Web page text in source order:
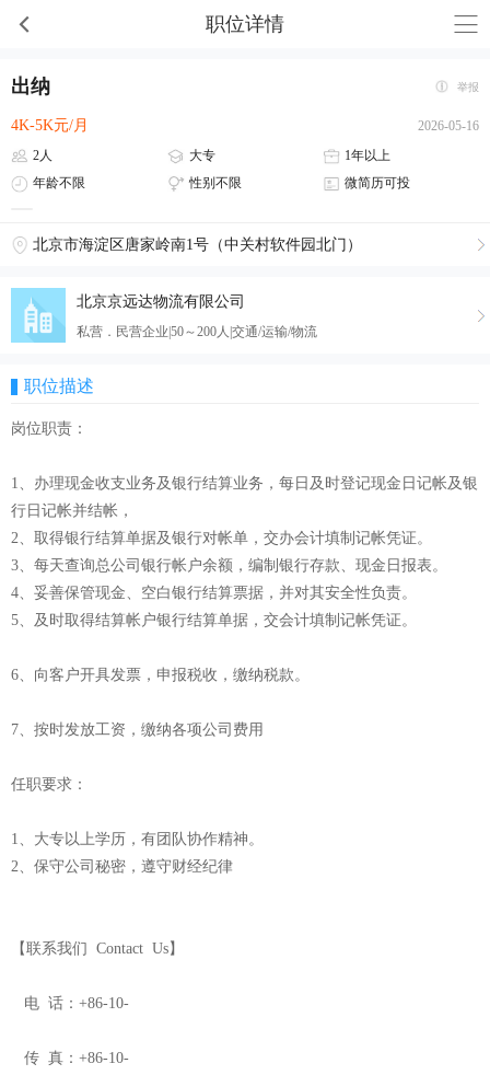
职位详情
出纳 举报
4K-5K元/月
2026-05-16
2人
大专
1年以上
年龄不限
性别不限 微简历可投
北京市海淀区唐家岭南1号（中关村软件园北门）
北京京远达物流有限公司
私营．民营企业|50～200人|交通/运输/物流
职位描述
岗位职责：
1、办理现金收支业务及银行结算业务，每日及时登记现金日记帐及银
行日记帐并结帐，
2、取得银行结算单据及银行对帐单，交办会计填制记帐凭证。
3、每天查询总公司银行帐户余额，编制银行存款、现金日报表。
4、妥善保管现金、空白银行结算票据，并对其安全性负责。
5、及时取得结算帐户银行结算单据，交会计填制记帐凭证。
6、向客户开具发票，申报税收，缴纳税款。
7、按时发放工资，缴纳各项公司费用
任职要求：
1、大专以上学历，有团队协作精神。
2、保守公司秘密，遵守财经纪律
【联系我们 Contact Us】
电 话：+86-10-
传 真：+86-10-